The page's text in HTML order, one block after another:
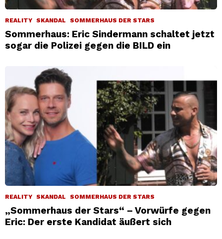
REALITY SKANDAL SOMMERHAUS DER STARS
Sommerhaus: Eric Sindermann schaltet jetzt
sogar die Polizei gegen die BILD ein
REALITY SKANDAL SOMMERHAUS DER STARS
„Sommerhaus der Stars“ – Vorwürfe gegen
Eric: Der erste Kandidat äußert sich